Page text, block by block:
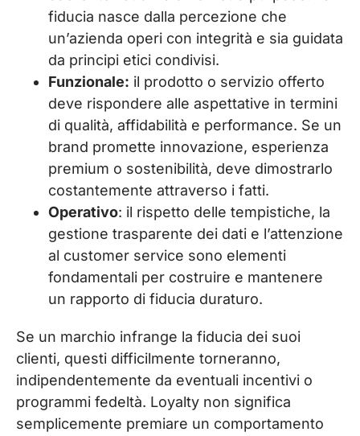
fiducia nasce dalla percezione che
un’azienda operi con integrità e sia guidata
da principi etici condivisi.
Funzionale: il prodotto o servizio offerto
deve rispondere alle aspettative in termini
di qualità, affidabilità e performance. Se un
brand promette innovazione, esperienza
premium o sostenibilità, deve dimostrarlo
costantemente attraverso i fatti.
Operativo: il rispetto delle tempistiche, la
gestione trasparente dei dati e l’attenzione
al customer service sono elementi
fondamentali per costruire e mantenere
un rapporto di fiducia duraturo.
Se un marchio infrange la fiducia dei suoi
clienti, questi difficilmente torneranno,
indipendentemente da eventuali incentivi o
programmi fedeltà. Loyalty non significa
semplicemente premiare un comportamento